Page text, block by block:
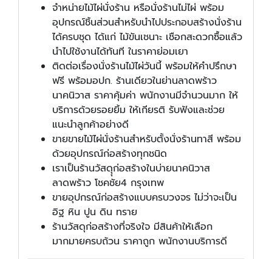
จำหน่ายไม้ไผ่นั่งร้าน หรือนั่งร้านไม่ไผ่ พร้อม
อุปกรณ์ชิ้นส่วนสำหรับนำไปประกอบสร้างนั่งร้าน
ได้ครบชุด ได้แก่ ไม้ขันเชนาะ เชือกสะดวกซื้อแล้ว
นำไปใช้งานได้ทันที ในราคาย่อมเยา
ติดต่อเรื่องนั่งร้านไม้ไผ่วันนี้ พร้อมให้คำปรึกษา
ฟรี พร้อมอปก. ร้านเดียวในย่านลาดพร้าว
นาคนิวาส ราคาคุ้มค่า พนักงานมีจำนวนมาก ให้
บริการด้วยรอยยิ้ม ให้เกียรติ รับฟังและช่วย
แนะนำลูกค้าอย่างดี
ขายขายไม้ไผ่นั่งร้านสำหรับตั้งนั่งร้านทาสี พร้อม
ด้วยอุปกรณ์ก่อสร้างทุกชนิด
เราเป็นร้านวัสดุุก่อสร้างในบ่ายนาคนิวาส
ลาดพร้าว โชคชัย4 กรุงเทพ
ขายอุปกรณ์ก่อสร้างแบบครบวงจร ไม่ว่าจะเป็น
อิฐ หิน ปูน ดิน ทราย
ร้านวัสดุก่อสร้างที่จริงใจ มีสินค้าให้เลือก
มากมายครบถ้วน ราคาถูก พนักงานบริการดี